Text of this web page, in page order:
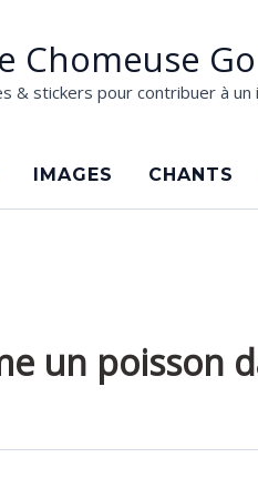
Chomeuse
& stickers pour contribuer à
IMAGES CHANTS
un poisson